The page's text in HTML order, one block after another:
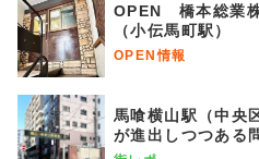
OPEN 橋本総業株
（小伝馬町駅）
OPEN情報
馬喰横山駅（中央
が進出しつつある